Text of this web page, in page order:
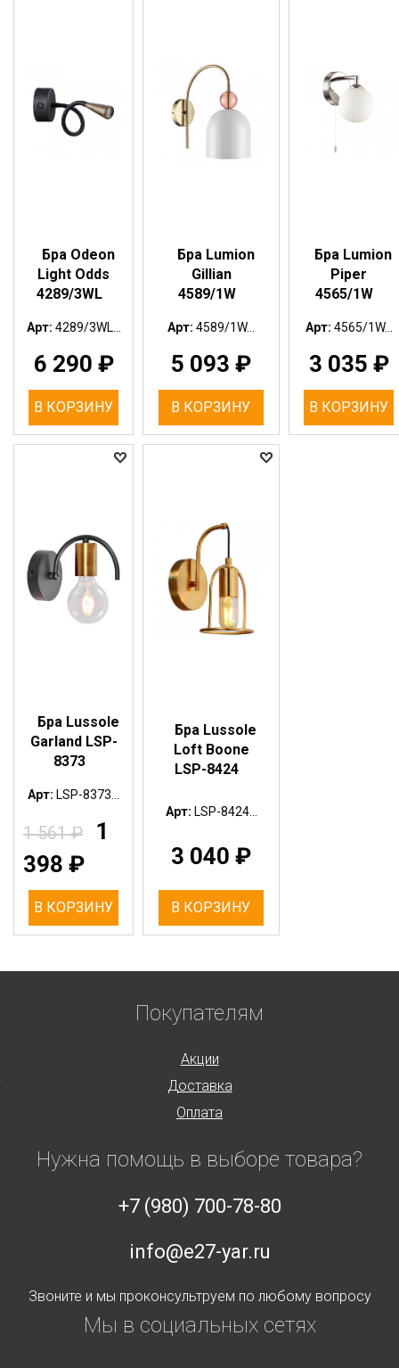
Бра Odeon
Light Odds
4289/3WL
Арт: 4289/3WL...
6 290 ₽
В КОРЗИНУ
Бра Lumion
Gillian
4589/1W
Арт: 4589/1W...
5 093 ₽
В КОРЗИНУ
Бра Lumion
Piper
4565/1W
Арт: 4565/1W...
3 035 ₽
В КОРЗИНУ
Бра Lussole
Garland LSP-
8373
Арт: LSP-8373...
1 561₽
1
398 ₽
В КОРЗИНУ
Бра Lussole
Loft Boone
LSP-8424
Арт: LSP-8424...
3 040 ₽
В КОРЗИНУ
Покупателям
Акции
Доставка
Оплата
Нужна помощь в выборе товара?
+7 (980) 700-78-80
info@e27-yar.ru
Звоните и мы проконсультруем по любому вопросу
Мы в социальных сетях